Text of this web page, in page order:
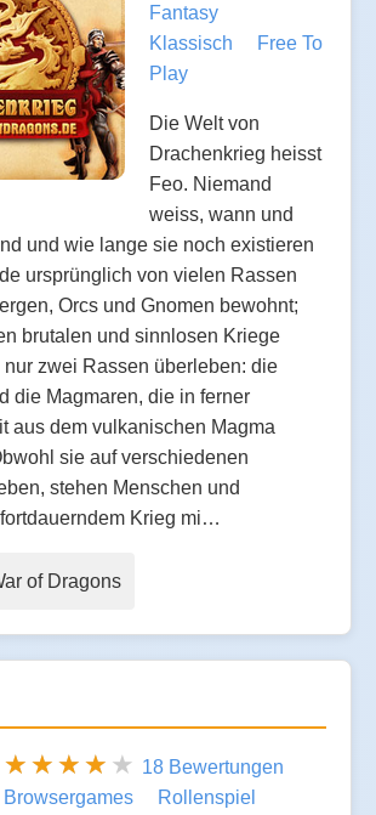
Fantasy
Klassisch
Free To
Play
Die Welt von
Drachenkrieg heisst
Feo. Niemand
weiss, wann und
und wie lange sie noch existieren
ursprünglich von vielen Rassen
Orcs und Gnomen bewohnt;
brutalen und sinnlosen Kriege
nur zwei Rassen überleben: die
die Magmaren, die in ferner
aus dem vulkanischen Magma
sie auf verschiedenen
stehen Menschen und
Krieg mi…
of Dragons
18 Bewertungen
Browsergames
Rollenspiel